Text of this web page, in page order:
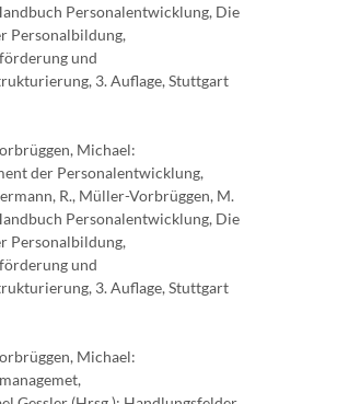
Personalentwicklung, Die
Personalbildung,
und
3. Auflage, Stuttgart
Michael:
der Personalentwicklung,
R., Müller-Vorbrüggen, M.
Personalentwicklung, Die
Personalbildung,
und
3. Auflage, Stuttgart
Michael: